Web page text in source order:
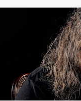
BARCELONA